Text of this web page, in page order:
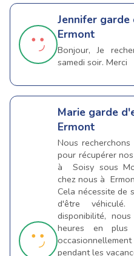
Jennifer garde
Ermont
Bonjour, Je
samedi soir. Merci
Marie garde
Ermont
Nous
pour récupérer
à Soisy sous
chez nous à
Cela nécessite de
d'être
disponibilité,
heures en plus
pendant les